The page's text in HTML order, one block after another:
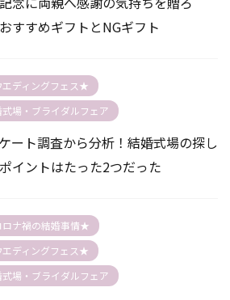
すすめギフトとNGギフト
ディングフェス★
場・ブライダルフェア
ート調査から分析！結婚式場の探し
イントはたった2つだった
ナ禍の結婚事情★
ディングフェス★
場・ブライダルフェア